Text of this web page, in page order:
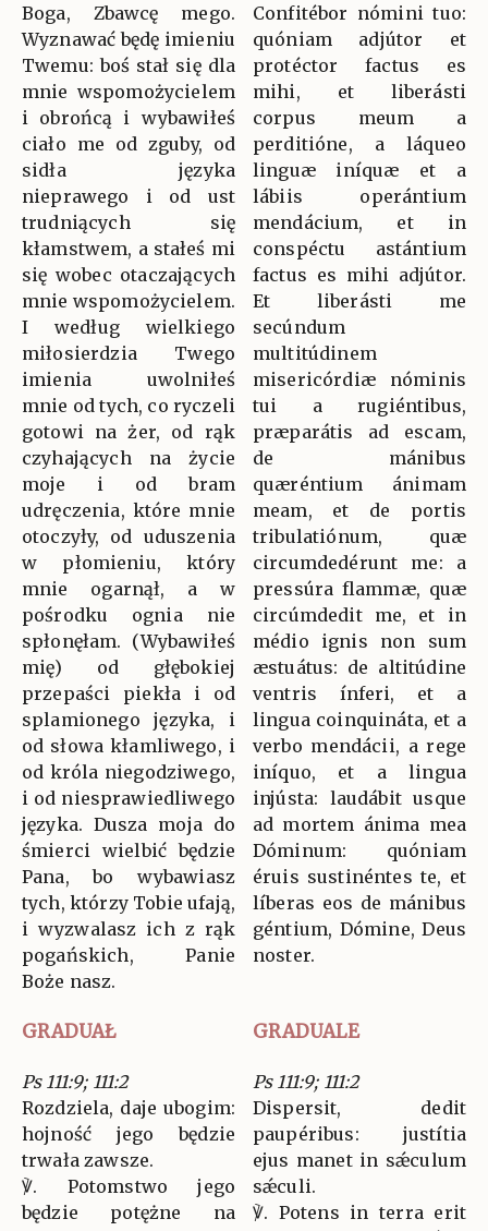
Boga, Zbawcę mego.
Wyznawać będę imieniu
Twemu: boś stał się dla
mnie wspomożycielem
i obrońcą i wybawiłeś
ciało me od zguby, od
sidła języka
nieprawego i od ust
trudniących się
kłamstwem, a stałeś mi
się wobec otaczających
mnie wspomożycielem.
I według wielkiego
miłosierdzia Twego
imienia uwolniłeś
mnie od tych, co ryczeli
gotowi na żer, od rąk
czyhających na życie
moje i od bram
udręczenia, które mnie
otoczyły, od uduszenia
w płomieniu, który
mnie ogarnął, a w
pośrodku ognia nie
spłonęłam. (Wybawiłeś
mię) od głębokiej
przepaści piekła i od
splamionego języka, i
od słowa kłamliwego, i
od króla niegodziwego,
i od niesprawiedliwego
języka. Dusza moja do
śmierci wielbić będzie
Pana, bo wybawiasz
tych, którzy Tobie ufają,
i wyzwalasz ich z rąk
pogańskich, Panie
Boże nasz.
Confitébor nómini tuo:
quóniam adjútor et
protéctor factus es
mihi, et liberásti
corpus meum a
perditióne, a láqueo
linguæ iníquæ et a
lábiis operántium
mendácium, et in
conspéctu astántium
factus es mihi adjútor.
Et liberásti me
secúndum
multitúdinem
misericórdiæ nóminis
tui a rugiéntibus,
præparátis ad escam,
de mánibus
quæréntium ánimam
meam, et de portis
tribulatiónum, quæ
circumdedérunt me: a
pressúra flammæ, quæ
circúmdedit me, et in
médio ignis non sum
æstuátus: de altitúdine
ventris ínferi, et a
lingua coinquináta, et a
verbo mendácii, a rege
iníquo, et a lingua
injústa: laudábit usque
ad mortem ánima mea
Dóminum: quóniam
éruis sustinéntes te, et
líberas eos de mánibus
géntium, Dómine, Deus
noster.
GRADUAŁ GRADUALE
Ps 111:9; 111:2
Rozdziela, daje ubogim:
hojność jego będzie
trwała zawsze.
℣. Potomstwo jego
będzie potężne na
Ps 111:9; 111:2
Dispersit, dedit
paupéribus: justítia
ejus manet in sǽculum
sǽculi.
℣. Potens in terra erit